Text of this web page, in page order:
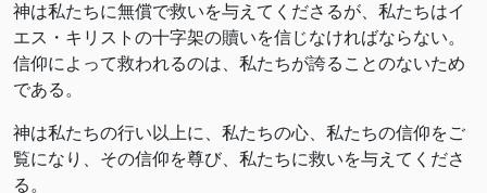
神は私たちに無償で救いを与えてくださるが、私たちはイ
エス・キリストの十字架の贖いを信じなければならない。
信仰によって救われるのは、私たちが誇ることのないため
である。
神は私たちの行い以上に、私たちの心、私たちの信仰をご
覧になり、その信仰を尊び、私たちに救いを与えてくださ
る。